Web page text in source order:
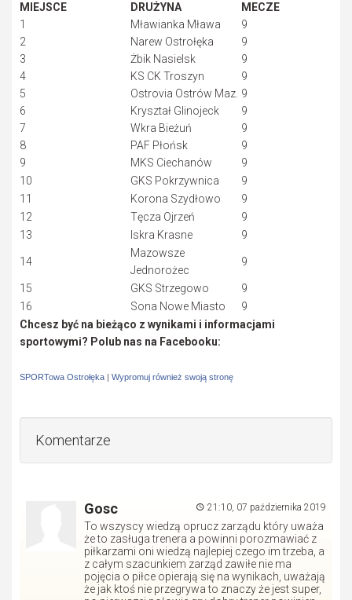
MIEJSCE DRUŻYNA
MECZE
1
Mławianka Mława
9
2
Narew Ostrołęka
9
3
Żbik Nasielsk
9
4
KS CK Troszyn
9
5
Ostrovia Ostrów Maz. 9
6
Kryształ Glinojeck
9
7
Wkra Bieżuń
9
8
PAF Płońsk
9
9
MKS Ciechanów
9
10
GKS Pokrzywnica
9
11
Korona Szydłowo
9
12
Tęcza Ojrzeń
9
13
Iskra Krasne 9
14
Mazowsze
Jednorożec
9
15 GKS Strzegowo
9
16
Sona Nowe Miasto
9
Chcesz być na bieżąco z wynikami i informacjami
sportowymi? Polub nas na Facebooku:
SPORTowa Ostrołęka | Wypromuj również swoją stronę
Komentarze
21:10, 07 października 2019
Gosc
To wszyscy wiedzą oprucz zarządu który uważa
że to zasługa trenera a powinni porozmawiać z
piłkarzami oni wiedzą najlepiej czego im trzeba, a
z całym szacunkiem zarząd zawiłe nie ma
pojęcia o piłce opierają się na wynikach, uważają
że jak ktoś nie przegrywa to znaczy że jest super,